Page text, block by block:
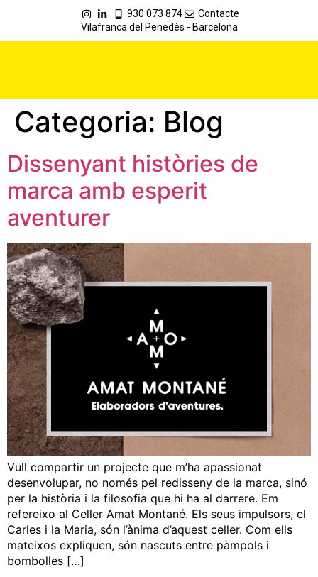
930 073 874
Contacte
Vilafranca del Penedès - Barcelona
Categoria: Blog
Dissenyant històries de
marca amb esperit
aventurer
Vull compartir un projecte que m’ha apassionat
desenvolupar, no només pel redisseny de la marca, sinó
per la història i la filosofia que hi ha al darrere. Em
refereixo al Celler Amat Montané. Els seus impulsors, el
Carles i la Maria, són l’ànima d’aquest celler. Com ells
mateixos expliquen, són nascuts entre pàmpols i
bombolles […]